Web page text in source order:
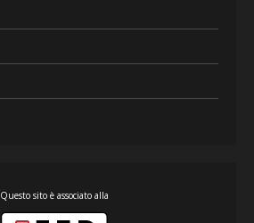
Questo sito è associato alla